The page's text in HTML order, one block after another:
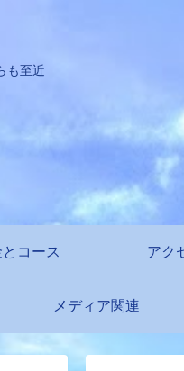
も至近
コース アク
メディア関連